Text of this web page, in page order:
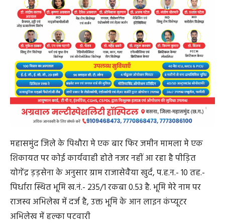
महासमुंद जिले के पिथौरा मे एक बार फिर जमीन मामला मे एक
शिकायत पर कोई कार्यवाही होते नजर नहीं आ रहा है पीड़ित
योगेंद्र ड़ड़सेना के अनुसार ग्राम राजासेवैया खुर्द, प.ह.न.- 10 तह.-
पिर्धारा स्थित भूमि ख.नं.- 235/1 रकबा 0.53 है. भूमि मेरे नाम पर
राजस्व अभिलेख में दर्ज है, उक्त भूमि के आन लाइन कंप्यूटर
अभिलेख में हल्का पटवारी